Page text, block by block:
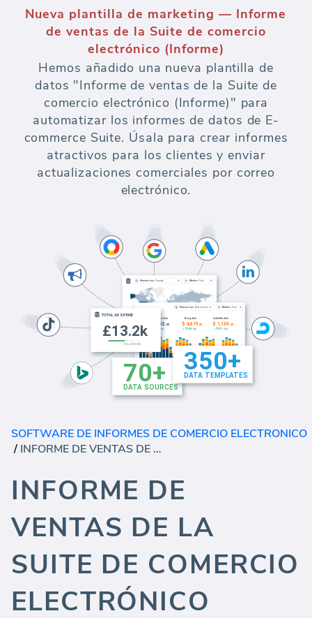
Nueva plantilla de marketing — Informe
de ventas de la Suite de comercio
electrónico (Informe)
Hemos añadido una nueva plantilla de
datos "Informe de ventas de la Suite de
comercio electrónico (Informe)" para
automatizar los informes de datos de E-
commerce Suite. Úsala para crear informes
atractivos para los clientes y enviar
actualizaciones comerciales por correo
electrónico.
SOFTWARE DE INFORMES DE COMERCIO ELECTRONICO
/
INFORME DE VENTAS DE LA SUITE DE COMERCIO ELECTRÓNICO (INFORME)
INFORME DE
VENTAS DE LA
SUITE DE COMERCIO
ELECTRÓNICO